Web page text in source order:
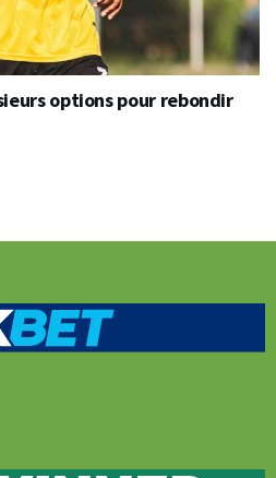
options pour rebondir